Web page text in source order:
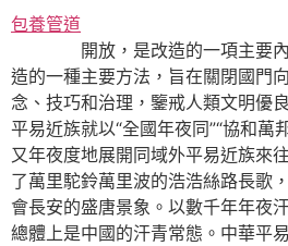
包養管道
開放，是改造的一項主要內
造的一種主要方法，旨在關閉國門
念、技巧和治理，鑒戒人類文明優
平易近族就以“全國年夜同”“協和萬
又年夜度地展開同域外平易近族來
了萬里駝鈴萬里波的浩浩絲路長歌
會長安的盛唐景象。以數千年年夜
總體上是中國的汗青常態。中華平